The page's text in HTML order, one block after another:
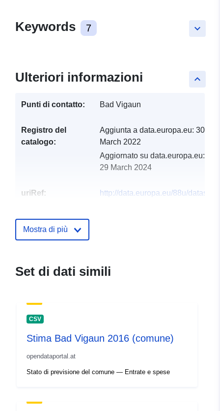
keyboard_arrow_down
Keywords 7
keyboard_arrow_up
Ulteriori informazioni
Punti di contatto: Bad Vigaun
Registro del
catalogo:
Aggiunta a data.europa.eu: 30
March 2022
Aggiornato su data.europa.eu:
29 March 2024
uriRef:
http://data.europa.eu/88u/dataset/
Mostra di più
Set di dati simili
CSV
Stima Bad Vigaun 2016 (comune)
opendataportal.at
Stato di previsione del comune — Entrate e spese